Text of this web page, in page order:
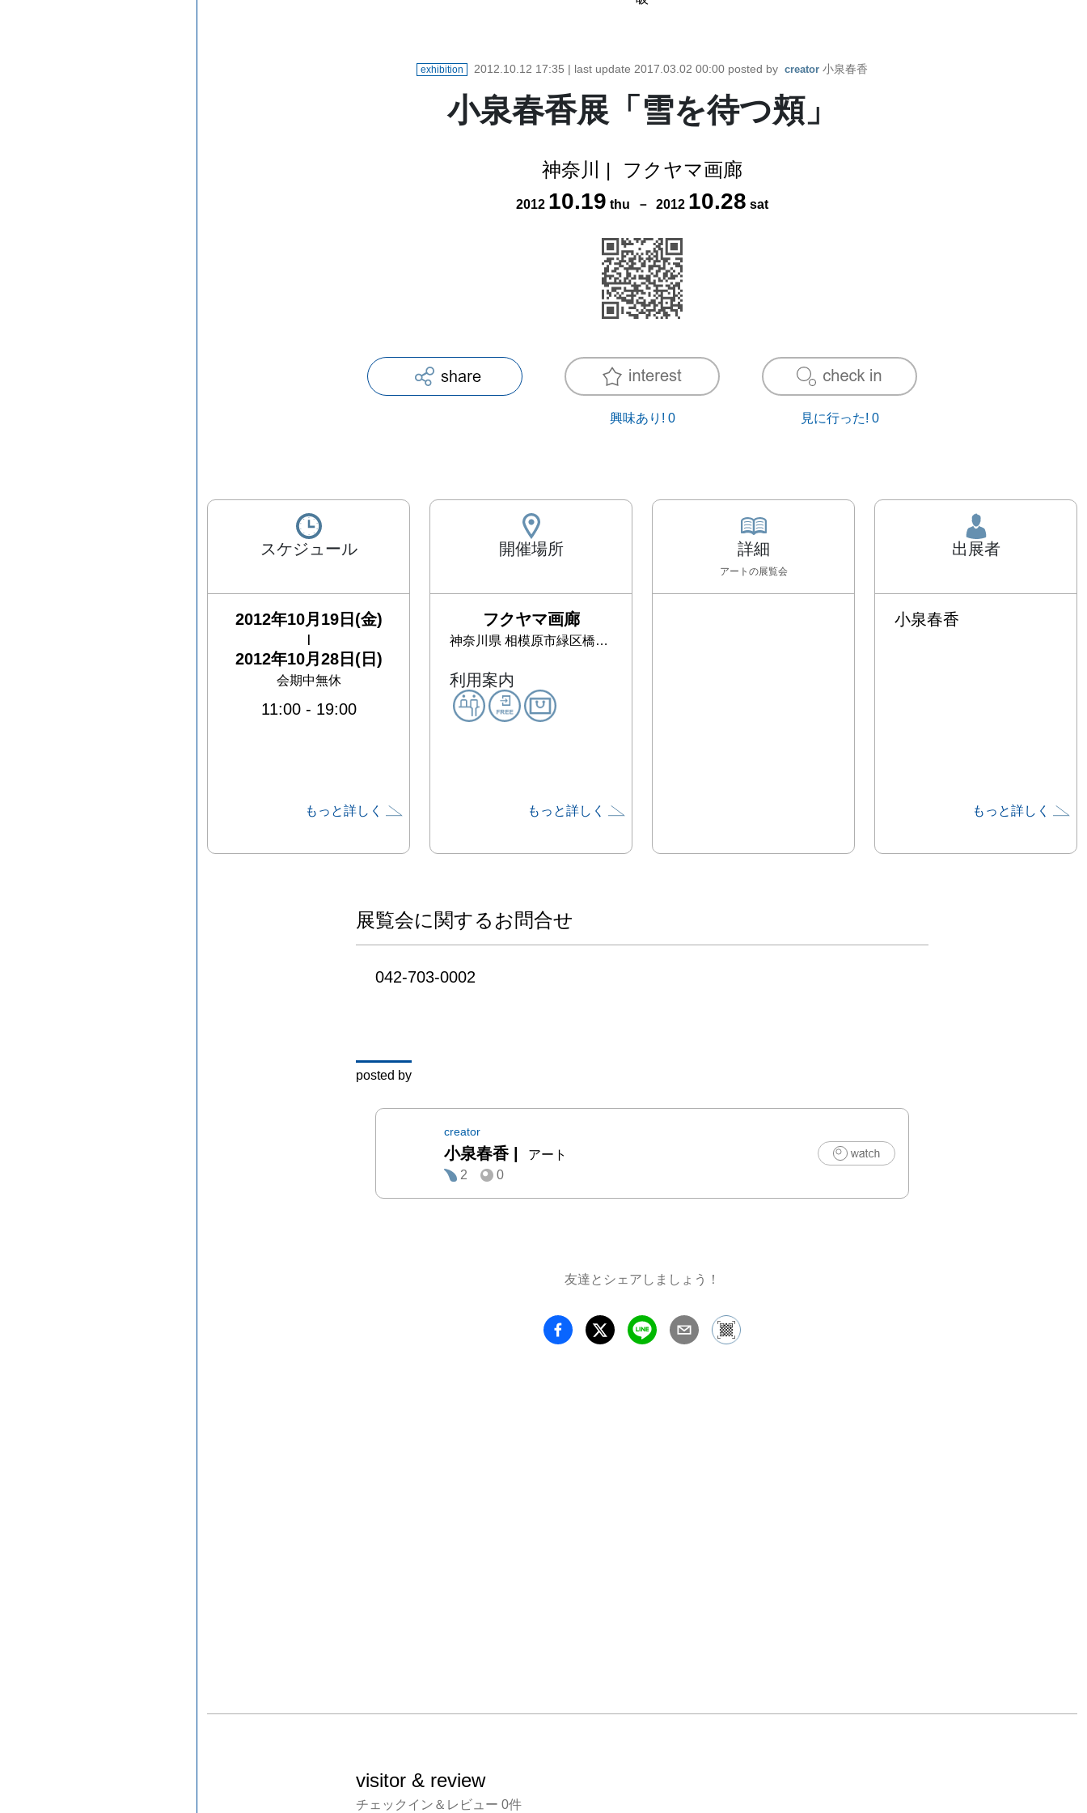
exhibition 2012.10.12 17:35 | last update 2017.03.02 00:00 posted by creator 小泉春香
小泉春香展「雪を待つ頬」
神奈川 | フクヤマ画廊
2012 10.19 thu － 2012 10.28 sat
興味あり! 0 見に行った! 0
スケジュール
2012年10月19日(金)
2012年10月28日(日)
会期中無休
11:00- 19:00
もっと詳しく
開催場所
フクヤマ画廊
神奈川県 相模原市緑区橋本2-24-4
利用案内
もっと詳しく
詳細
アート の展覧会
出展者
小泉春香
もっと詳しく
展覧会に関するお問合せ
042-703-0002
posted by
creator
小泉春香|
アート
2
0
友達とシェアしましょう！
visitor & review
チェックイン＆レビュー 0件